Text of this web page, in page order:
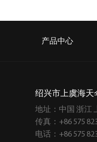
产品中心
绍兴市上虞海天
地址：中国 浙江
传真：+86 575
电话：+86 575